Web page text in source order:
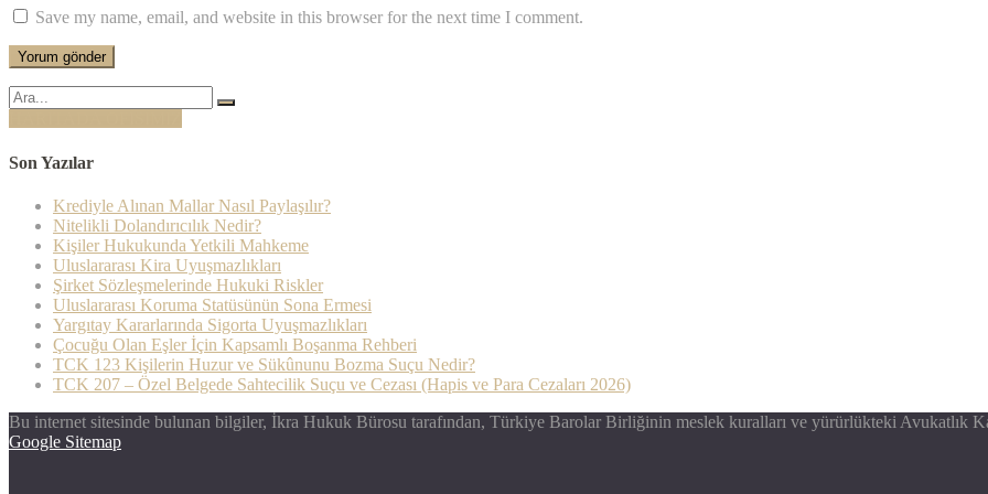
Save my name, email, and website in this browser for the next time I comment.
Şunu
ara:
Son Yazılar
Krediyle Alınan Mallar Nasıl Paylaşılır?
Nitelikli Dolandırıcılık Nedir?
Kişiler Hukukunda Yetkili Mahkeme
Uluslararası Kira Uyuşmazlıkları
Şirket Sözleşmelerinde Hukuki Riskler
Uluslararası Koruma Statüsünün Sona Ermesi
Yargıtay Kararlarında Sigorta Uyuşmazlıkları
Çocuğu Olan Eşler İçin Kapsamlı Boşanma Rehberi
TCK 123 Kişilerin Huzur ve Sükûnunu Bozma Suçu Nedir?
TCK 207 – Özel Belgede Sahtecilik Suçu ve Cezası (Hapis ve Para Cezaları 2026)
Bu internet sitesinde bulunan bilgiler, İkra Hukuk Bürosu tarafından, Türkiye Barolar Birliğinin meslek kuralları ve yürürlükteki Avukatlık
Google Sitemap